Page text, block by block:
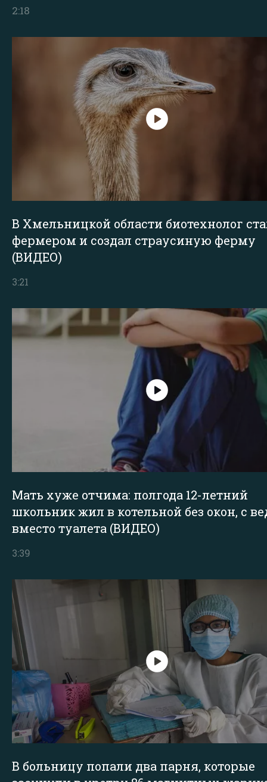
2:18
В Хмельницкой области биотехнолог
фермером и создал страусиную ферму
(ВИДЕО)
3:21
Мать хуже отчима: полгода 12-летний
школьник жил в котельной без окон, с
вместо туалета (ВИДЕО)
3:39
В больницу попали два парня, которые